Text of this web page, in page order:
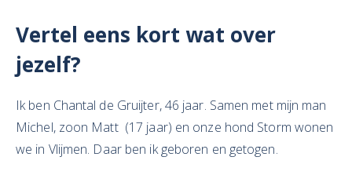
Vertel eens kort wat over
jezelf?
Ik ben Chantal de Gruijter, 46 jaar. Samen met mijn man
Michel, zoon Matt (17 jaar) en onze hond Storm wonen
we in Vlijmen. Daar ben ik geboren en getogen.